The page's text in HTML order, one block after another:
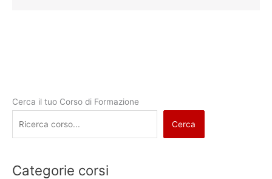
Cerca il tuo Corso di Formazione
Cerca
Categorie corsi